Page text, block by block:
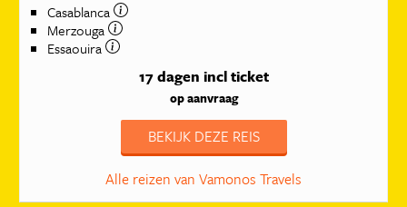
Casablanca
Merzouga
Essaouira
17 dagen incl ticket
op aanvraag
BEKIJK DEZE REIS
Alle reizen van Vamonos Travels